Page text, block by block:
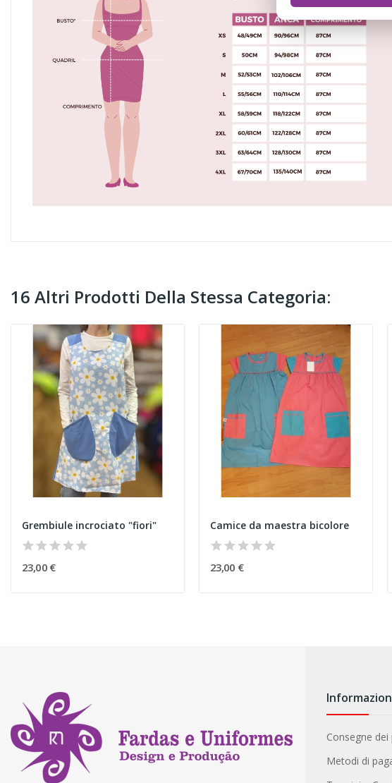
16 Altri Prodotti Della Stessa Categoria:
Grembiule incrociato "fiori"
23,00 €
Camice da maestra bicolore
23,00 €
Consegne
Metodi di